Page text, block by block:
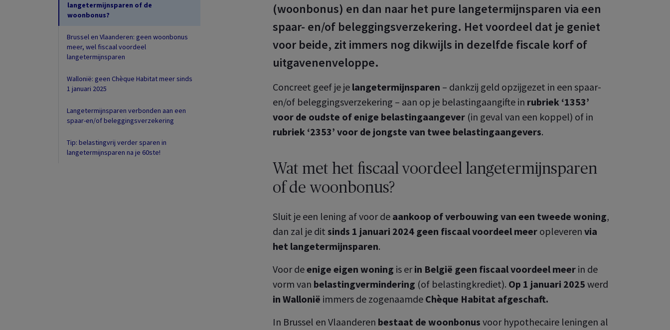
langetermijnsparen of de
woonbonus?
Brussel en Vlaanderen: geen woonbonus
meer, wel fiscaal voordeel
langetermijnsparen
Wallonië: geen Chèque Habitat meer sinds
1 januari 2025
Langetermijnsparen verbonden aan een
spaar-en/of beleggingsverzekering
Tip: belastingvrij verder sparen in
langetermijnsparen na je 60ste!
(woonbonus) en dan naar het pure langetermijnsparen via een
spaar- en/of beleggingsverzekering. Het voordeel dat je geniet
voor beide, zit immers nog dikwijls in dezelfde fiscale korf of
uitgavenenveloppe.
Concreet geef je je langetermijnsparen – dankzij geld opzijgezet in een spaar-
en/of beleggingsverzekering – aan op je belastingaangifte in rubriek ‘1353’
voor de oudste of enige belastingaangever (in geval van een koppel) of in
rubriek ‘2353’ voor de jongste van twee belastingaangevers.
Wat met het fiscaal voordeel langetermijnsparen
of de woonbonus?
Sluit je een lening af voor de aankoop of verbouwing van een tweede woning,
dan zal je dit sinds 1 januari 2024 geen fiscaal voordeel meer opleveren via
het langetermijnsparen.
Voor deenige eigen woning is erin België geen fiscaal voordeel meer in de
vorm van belastingvermindering (of belastingkrediet). Op 1 januari 2025 werd
in Wallonië immers de zogenaamde Chèque Habitat afgeschaft.
In Brussel en Vlaanderen bestaat de woonbonus voor hypothecaire leningen al